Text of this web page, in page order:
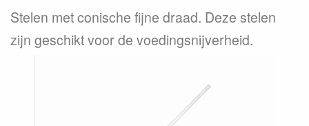
Stelen met conische fijne draad. Deze stelen
zijn geschikt voor de voedingsnijverheid.